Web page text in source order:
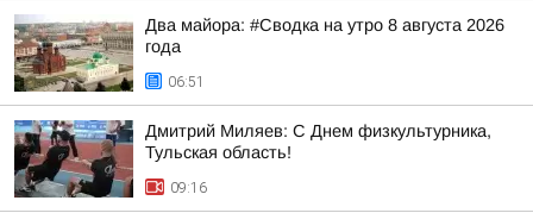
Два майора: #Сводка на утро 8 августа 2026
года
06:51
Дмитрий Миляев: С Днем физкультурника,
Тульская область!
09:16